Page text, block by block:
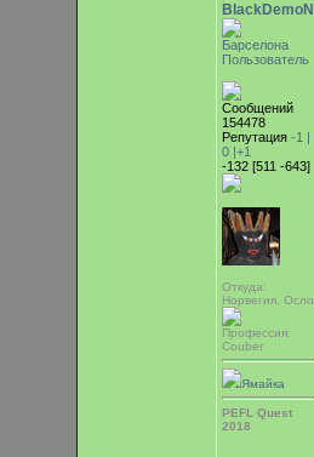
BlackDemoN
Барселона
Пользователь
Сообщений
154478
Репутация -1 |
0 |+1
-132 [511 -643]
Откуда:
Норвегия, Осло
Профессия:
Couber
Ямайка
PEFL Quest
2018